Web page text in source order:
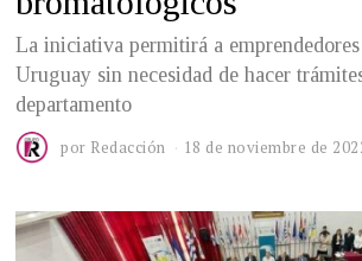
La iniciativa permitirá a
Uruguay sin necesidad de hacer
departamento
por Redacción 18 de noviembre de